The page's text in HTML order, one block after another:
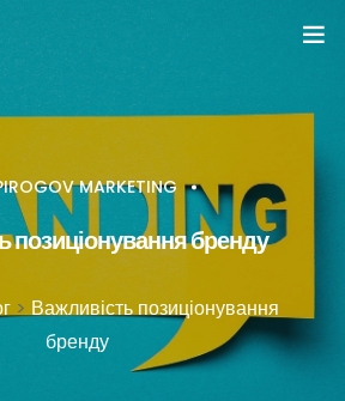
MARKETING
позиціонування бренду
>Важливість позиціонування
бренду